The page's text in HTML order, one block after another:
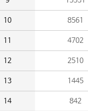
10 8561
11 4702
12 2510
13 1445
14 842